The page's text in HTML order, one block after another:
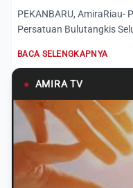
PEKANBARU, AmiraRiau-
Persatuan Bulutangkis
BACA SELENGKAPNYA
● AMIRA TV